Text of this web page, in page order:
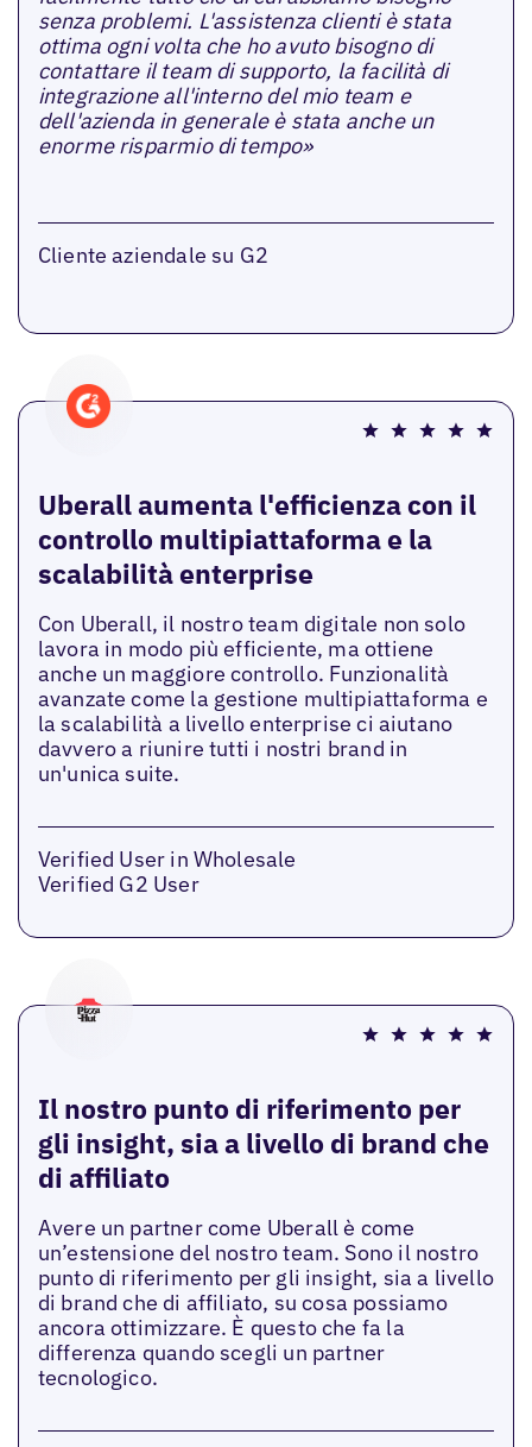
senza problemi. L'assistenza clienti è stata
ottima ogni volta che ho avuto bisogno di
contattare il team di supporto, la facilità di
integrazione all'interno del mio team e
dell'azienda in generale è stata anche un
enorme risparmio di tempo»
Cliente aziendale su G2
Uberall aumenta l'efficienza con il
controllo multipiattaforma e la
scalabilità enterprise
Con Uberall, il nostro team digitale non solo
lavora in modo più efficiente, ma ottiene
anche un maggiore controllo. Funzionalità
avanzate come la gestione multipiattaforma e
la scalabilità a livello enterprise ci aiutano
davvero a riunire tutti i nostri brand in
un'unica suite.
Verified User in Wholesale
Verified G2 User
Il nostro punto di riferimento per
gli insight, sia a livello di brand che
di affiliato
Avere un partner come Uberall è come
un’estensione del nostro team. Sono il nostro
punto di riferimento per gli insight, sia a livello
di brand che di affiliato, su cosa possiamo
ancora ottimizzare. È questo che fa la
differenza quando scegli un partner
tecnologico.